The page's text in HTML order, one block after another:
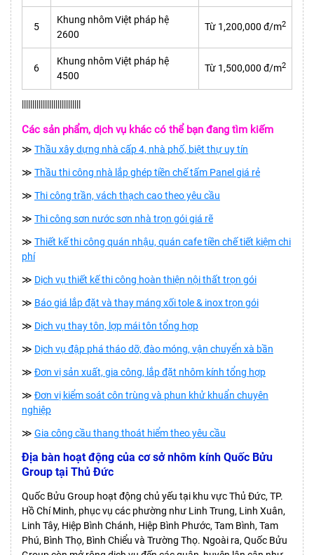
5
Khung nhôm Việt pháp hệ
2600
Từ 1,200,000 đ/m2
6
Khung nhôm Việt pháp hệ
4500
Từ 1,500,000 đ/m2
||||||||||||||||||||||||||||
Các sản phẩm, dịch vụ khác có thể bạn đang tìm kiếm
≫ Thầu xây dựng nhà cấp 4, nhà phố, biệt thự uy tín
≫ Thầu thi công nhà lắp ghép tiền chế tấm Panel giá rẻ
≫ Thi công trần, vách thạch cao theo yêu cầu
≫ Thi công sơn nước sơn nhà trọn gói giá rẽ
≫ Thiết kế thi công quán nhậu, quán cafe tiền chế tiết kiệm chi
phí
≫ Dịch vụ thiết kế thi công hoàn thiện nội thất trọn gói
≫ Báo giá lắp đặt và thay máng xối tole & inox trọn gói
≫ Dịch vụ thay tôn, lợp mái tôn tổng hợp
≫ Dịch vụ đập phá tháo dỡ, đào móng, vận chuyển xà bần
≫ Đơn vị sản xuất, gia công, lắp đặt nhôm kính tổng hợp
≫ Đơn vị kiểm soát côn trùng và phun khử khuẩn chuyên
nghiệp
≫ Gia công cầu thang thoát hiểm theo yêu cầu
Địa bàn hoạt động của cơ sở nhôm kính Quốc Bửu
Group tại Thủ Đức
Quốc Bửu Group hoạt động chủ yếu tại khu vực Thủ Đức, TP.
Hồ Chí Minh, phục vụ các phường như Linh Trung, Linh Xuân,
Linh Tây, Hiệp Bình Chánh, Hiệp Bình Phước, Tam Bình, Tam
Phú, Bình Thọ, Bình Chiểu và Trường Thọ. Ngoài ra, Quốc Bửu